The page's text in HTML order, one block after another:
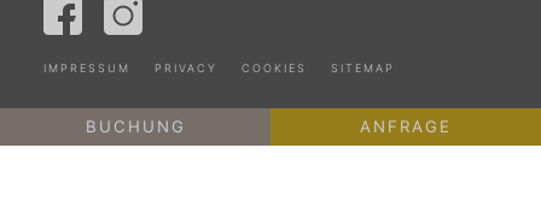
ANFRAGE
BUCHUNG
IMPRESSUM PRIVACY COOKIES SITEMAP
IT01187650211